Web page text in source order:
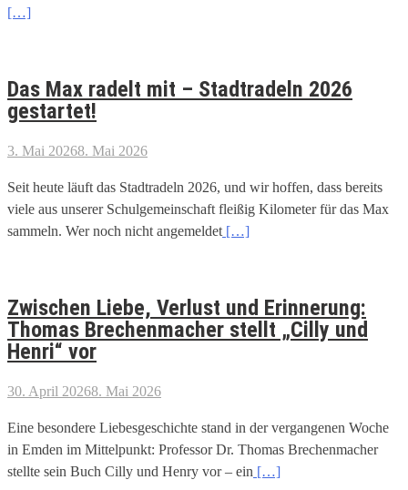
[…]
Das Max radelt mit – Stadtradeln 2026
gestartet!
3. Mai 20268. Mai 2026
Seit heute läuft das Stadtradeln 2026, und wir hoffen, dass bereits
viele aus unserer Schulgemeinschaft fleißig Kilometer für das Max
sammeln. Wer noch nicht angemeldet […]
Zwischen Liebe, Verlust und Erinnerung:
Thomas Brechenmacher stellt „Cilly und
Henri“ vor
30. April 20268. Mai 2026
Eine besondere Liebesgeschichte stand in der vergangenen Woche
in Emden im Mittelpunkt: Professor Dr. Thomas Brechenmacher
stellte sein Buch Cilly und Henry vor – ein […]